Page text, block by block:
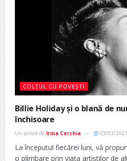
COLȚUL CU POVEȘTI
Billie Holiday și o blană de
închisoare
Un articol de Irina Cerchia 03/03/2021
La începutul fiecărei luni, vă
o plimbare prin viața artiștilor de